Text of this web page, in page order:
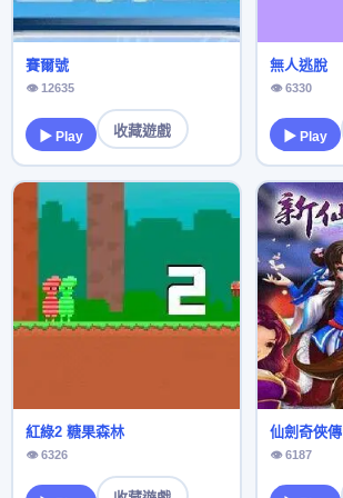
賽爾號
👁 12635
▶ Play 收藏遊戲
無人逃脫
👁 6330
▶ Play
紅綠2 糖果森林
👁 6326
仙劍奇俠傳
👁 6187